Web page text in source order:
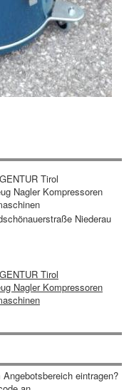
Tirol
Nagler Kompressoren
Niederau
Tirol
Nagler Kompressoren
eintragen?